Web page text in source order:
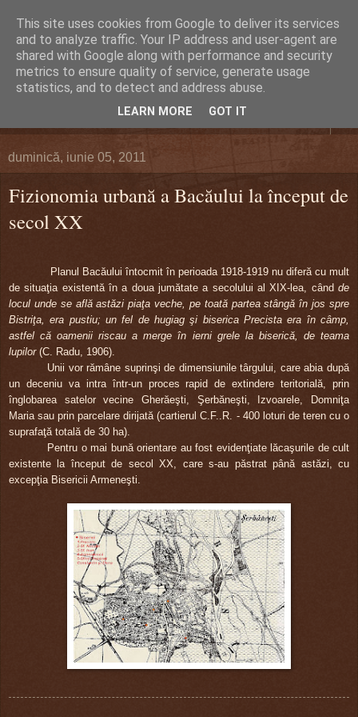
DEFERLĂRI
Despre şi pentru Bacău. Totul la obiect.
duminică, iunie 05, 2011
Fizionomia urbană a Bacăului la început de
secol XX
Planul Bacăului întocmit în perioada 1918-1919 nu diferă cu mult
de situaţia existentă în a doua jumătate a secolului al XIX-lea, când de
locul unde se află astăzi piaţa veche, pe toată partea stângă în jos spre
Bistriţa, era pustiu; un fel de hugiag şi biserica Precista era în câmp,
astfel că oamenii riscau a merge în ierni grele la biserică, de teama
lupilor (C. Radu, 1906).
Unii vor rămâne suprinşi de dimensiunile târgului, care abia după
un deceniu va intra într-un proces rapid de extindere teritorială, prin
înglobarea satelor vecine Gherăeşti, Şerbăneşti, Izvoarele, Domniţa
Maria sau prin parcelare dirijată (cartierul C.F..R. - 400 loturi de teren cu o
suprafaţă totală de 30 ha).
Pentru o mai bună orientare au fost evidenţiate lăcaşurile de cult
existente la început de secol XX, care s-au păstrat până astăzi, cu
excepţia Bisericii Armeneşti.
This site uses cookies from Google to deliver its services
and to analyze traffic. Your IP address and user-agent are
shared with Google along with performance and security
metrics to ensure quality of service, generate usage
statistics, and to detect and address abuse.
LEARN MORE GOT IT